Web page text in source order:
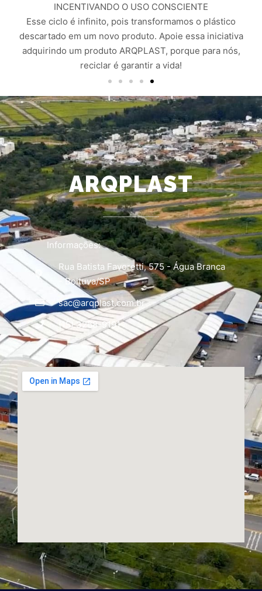
INCENTIVANDO O USO CONSCIENTE
Esse ciclo é infinito, pois transformamos o plástico
descartado em um novo produto. Apoie essa iniciativa
adquirindo um produto ARQPLAST, porque para nós,
reciclar é garantir a vida!
ARQPLAST
Informações:
Rua Batista Favoretti, 575 - Água Branca
- Boituva/SP
sac@arqplast.com.br
(15) 3268-9191